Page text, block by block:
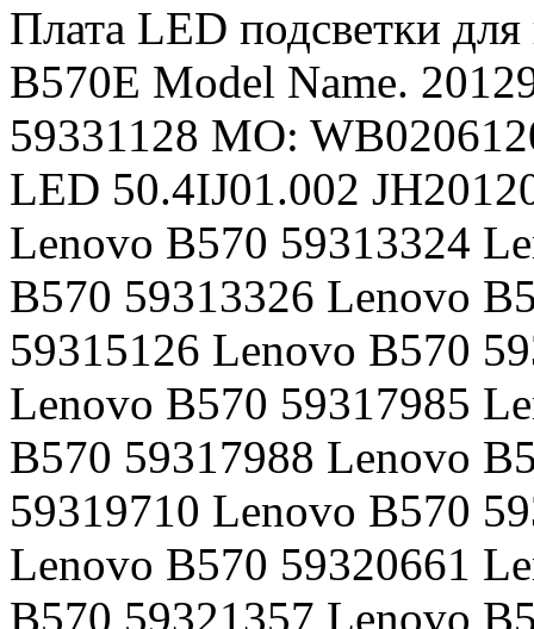
Плата LED подсветки
B570E Model Name.
59331128 MO:
LED 50.4IJ01.002
Lenovo B570 59313324
B570 59313326 Lenovo
59315126 Lenovo B570
Lenovo B570 59317985
B570 59317988 Lenovo
59319710 Lenovo B570
Lenovo B570 59320661
B570 59321357 Lenovo